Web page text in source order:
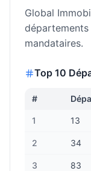
Global
départements
mandataires.
Top 10
#
1 13
2 34
3 83